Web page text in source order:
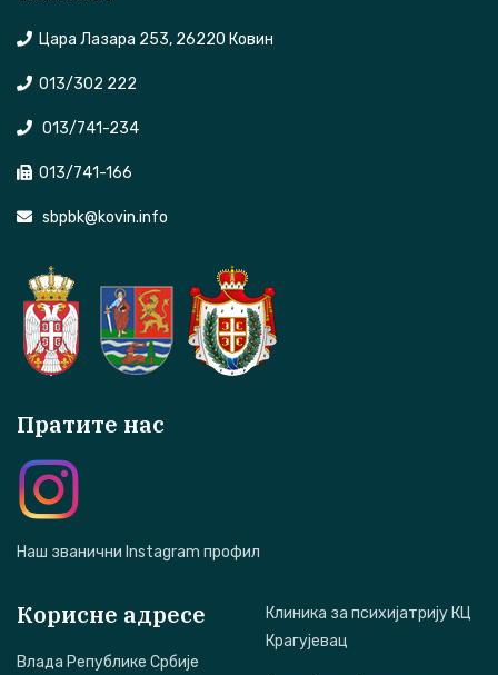
Цара Лазара 253, 26220 Ковин
013/302 222
013/741-234
013/741-166
sbpbk@kovin.info
Пратите нас
Наш званични Instagram профил
Корисне адресе
Влада Републике Србије
Клиника за психијатрију КЦ
Крагујевац